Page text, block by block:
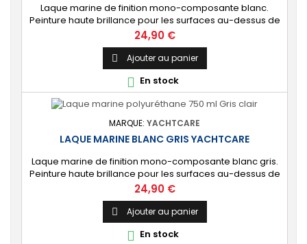
Laque marine de finition mono-composante blanc.
Peinture haute brillance pour les surfaces au-dessus de
la ligne de flottaison. ⚙️ [Tout support] Brillance longue
durée sur toutes les coques de bateau en polyester,
époxy, bois et acier. Usage également possible en
intérieur. 🔝 [Haute protection] Protection durable
contre les éléments marins et les...
Prix
24,90 €
 Ajouter au panier
 En stock
MARQUE: YACHTCARE
LAQUE MARINE BLANC GRIS YACHTCARE
Laque marine de finition mono-composante blanc gris.
Peinture haute brillance pour les surfaces au-dessus de
la ligne de flottaison. [Tout support] Brillance longue
durée sur toutes les coques de bateau en polyester,
époxy, bois et acier. Usage également possible en
intérieur. [Haute protection] Protection durable contre
les éléments marins et les...
Prix
24,90 €
 Ajouter au panier
 En stock